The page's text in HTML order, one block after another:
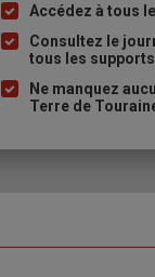
Liste
à
puce
Accédez à tous
Consultez le
tous les supports
Ne manquez
Terre de